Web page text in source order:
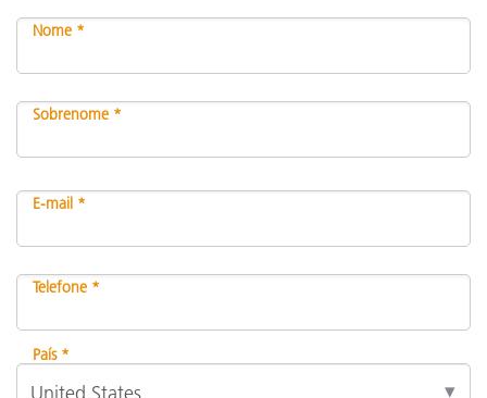
Nome *
Sobrenome *
E-mail *
Telefone *
País *